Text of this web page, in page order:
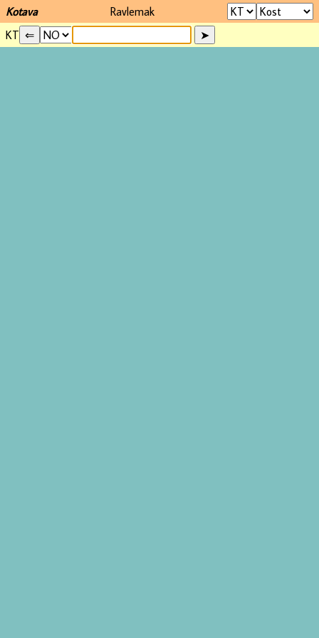
Kotava
Ravlemak
KT